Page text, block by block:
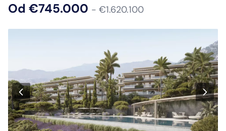
Od €745.000 - €1.620.100